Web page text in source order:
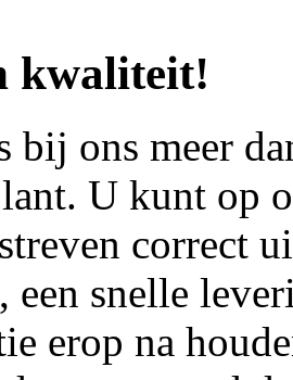
kwaliteit!
ons meer
U kunt op
correct
een snelle
erop na